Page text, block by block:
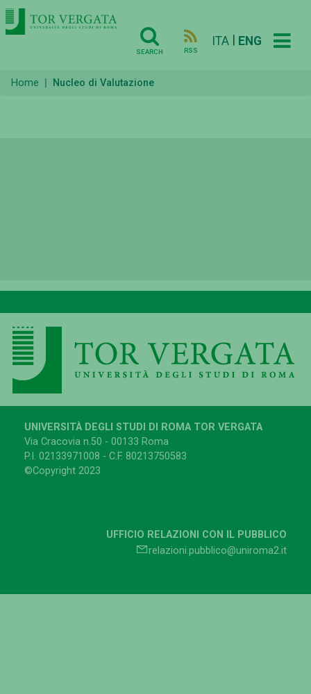
SEARCH RSS
ITA ENG
Home Nucleo di Valutazione
UNIVERSITÀ DEGLI STUDI DI ROMA TOR VERGATA
Via Cracovia n.50 - 00133 Roma
P.I. 02133971008 - C.F. 80213750583
©Copyright 2023
UFFICIO RELAZIONI CON IL PUBBLICO
relazioni.pubblico@uniroma2.it